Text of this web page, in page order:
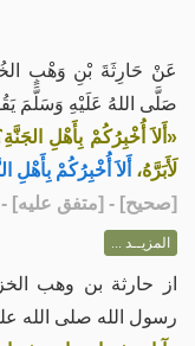
عَنْ حَارِثَةَ بْنِ وَهْبٍ
صَلَّى اللهُ عَلَيْهِ وَسَلَّمَ
«أَلاَ أُخْبِرُكُمْ بِأَهْلِ
لَأَبَرَّهُ، أَلاَ أُخْبِرُكُمْ بِأَهْلِ
[صحيح] - [متفق عليه] -
المزيــد ...
از حارثة بن وهب
رسول الله صلی الله